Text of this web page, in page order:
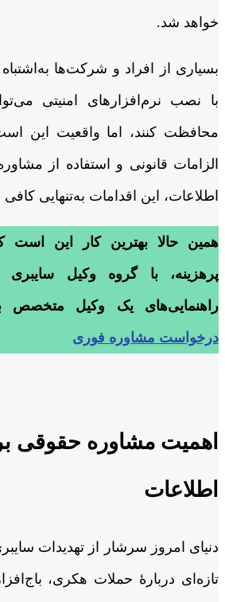
خواهد شد.
بسیاری از افراد و شرکت‌ها
با نصب نرم‌افزارهای امنیتی
محافظت کنند، اما واقعیت این
الزامات قانونی و استفاده از
اطلاعات، این اقدامات به‌تنهایی
همین حالا بهترین کار این
پرهزینه، با گروه وکیل
راهنمایی‌های یک وکیل متخصص
درخواست مشاوره فوری
اهمیت مشاوره حقوقی
اطلاعات
دنیای امروز سرشار از تهدیدات
تازه‌ای دربارۀ حملات هکری،